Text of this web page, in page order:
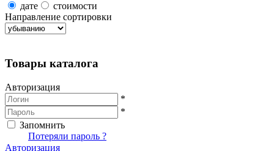
дате
стоимости
Направление сортировки
Товары каталога
Авторизация
*
*
Запомнить
Потеряли пароль ?
Авторизация